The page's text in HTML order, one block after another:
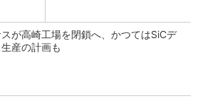
スが高崎工場を閉鎖へ、かつてはSiCデ
産の計画も